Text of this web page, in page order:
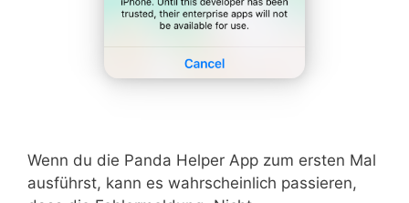
Wenn du die Panda Helper App zum ersten Mal
ausführst, kann es wahrscheinlich passieren,